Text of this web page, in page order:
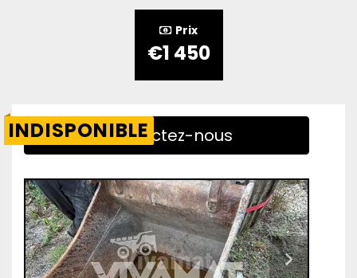
Prix
€1 450
INDISPONIBLEContactez-nous